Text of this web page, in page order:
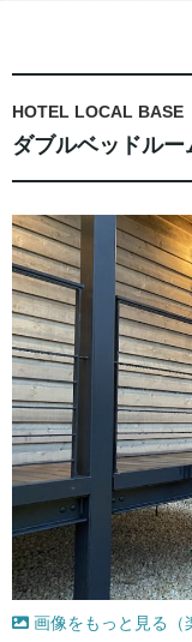
HOTEL LOCAL BASE
ダブルベッドルー
画像をもっと見る（